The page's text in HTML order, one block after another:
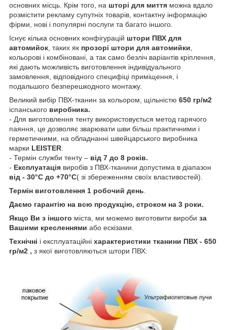
основних місць. Крім того, на шторі для миття можна вдало
розмістити рекламу супутніх товарів, контактну інформацію
фірми, нові і популярні послуги та багато іншого.
Існує кілька основних конфігурацій штори ПВХ для
автомийок , таких як прозорі штори для автомийки
кольорові і комбіновані, а так само безліч варіантів кріплення,
які дають можливість виготовлення індивідуального
замовлення, відповідного специфіці приміщення, і
подальшого безперешкодного монтажу.
Великий вибір ПВХ-тканин за кольором, щільністю 650 гр/м2
іспанського виробника.
- Для виготовлення тенту використовується метод гарячого
паяння, це дозволяє зварювати шви більш практичними і
герметичними, на обладнанні швейцарського виробника
марки LEISTER
- Термін служби тенту – від 7 до 8 років.
- Експлуатація виробів з ПВХ-тканини допустима в діапазон
від - 30°C до +70°C( зі збереженням своїх властивостей).
Термін виготовлення 1 робочий день
Даємо гарантію на всю продукцію, строком на 3 роки.
Якщо Ви з іншого міста, ми можемо виготовити вироби за
Вашими кресленнями або ескізами.
Технічні і експлуатаційні характеристики тканини ПВХ - 650
гр/м2 , з якої виготовляються штори ПВХ: